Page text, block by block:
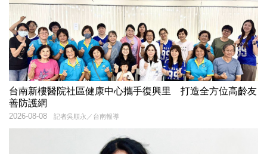
台南新樓醫院社區健康中心攜手復興里 打造全方位高齡友
善防護網
記者吳順永／台南報導
2026-08-08